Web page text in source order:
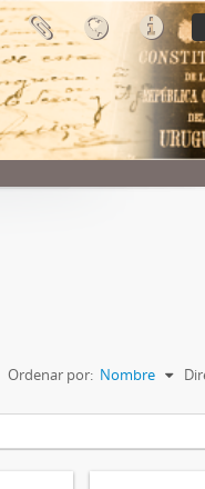
Ordenar por: Nombre